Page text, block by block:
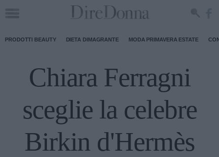
PRODOTTI BEAUTY DIETA DIMAGRANTE MODA PRIMAVERA ESTATE
Chiara Ferragni
sceglie la celebre
Birkin d'Hermès